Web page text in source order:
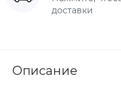
доставки
Описание